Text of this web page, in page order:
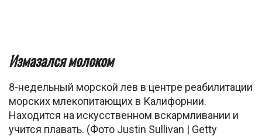
Измазался молоком
8-недельный морской лев в центре реабилитации
морских млекопитающих в Калифорнии.
Находится на искусственном вскармливании и
учится плавать. (Фото Justin Sullivan | Getty